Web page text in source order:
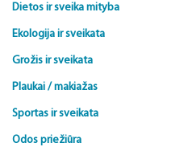
Dietos ir sveika mityba
Ekologija ir sveikata
Grožis ir sveikata
Plaukai / makiažas
Sportas ir sveikata
Odos priežiūra